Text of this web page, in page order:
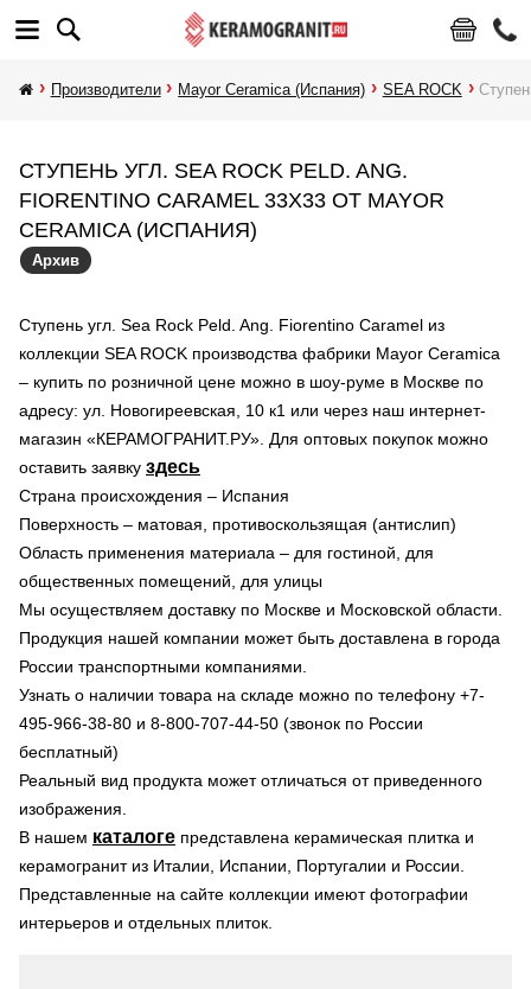
Производители Mayor Ceramica (Испания) SEA ROCK
СТУПЕНЬ УГЛ. SEA ROCK PELD. ANG.
FIORENTINO CARAMEL 33X33 ОТ MAYOR
CERAMICA (ИСПАНИЯ)
Архив
Ступень угл. Sea Rock Peld. Ang. Fiorentino Caramel из
коллекции SEA ROCK производства фабрики Mayor Ceramica
– купить по розничной цене можно в шоу-руме в Москве по
адресу: ул. Новогиреевская, 10 к1 или через наш интернет-
магазин «КЕРАМОГРАНИТ.РУ». Для оптовых покупок можно
оставить заявку здесь
Страна происхождения – Испания
Поверхность – матовая, противоскользящая (антислип)
Область применения материала – для гостиной, для
общественных помещений, для улицы
Мы осуществляем доставку по Москве и Московской области.
Продукция нашей компании может быть доставлена в города
России транспортными компаниями.
Узнать о наличии товара на складе можно по телефону +7-
495-966-38-80 и 8-800-707-44-50 (звонок по России
бесплатный)
Реальный вид продукта может отличаться от приведенного
изображения.
В нашем каталоге представлена керамическая плитка и
керамогранит из Италии, Испании, Португалии и России.
Представленные на сайте коллекции имеют фотографии
интерьеров и отдельных плиток.